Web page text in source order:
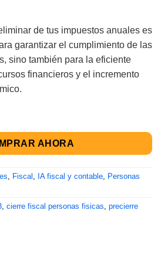
de tus impuestos anuales es
garantizar el cumplimiento de las
sino también para la eficiente
financieros y el incremento
AHORA
Fiscal IA fiscal y contable
Personas
cierre fiscal personas fisicas precierre